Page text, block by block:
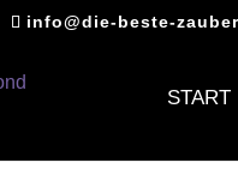
info@die-beste-
START